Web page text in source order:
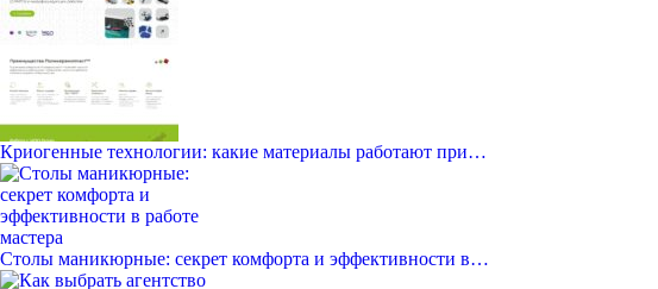
Криогенные технологии: какие материалы работают при…
Столы маникюрные: секрет комфорта и эффективности в…